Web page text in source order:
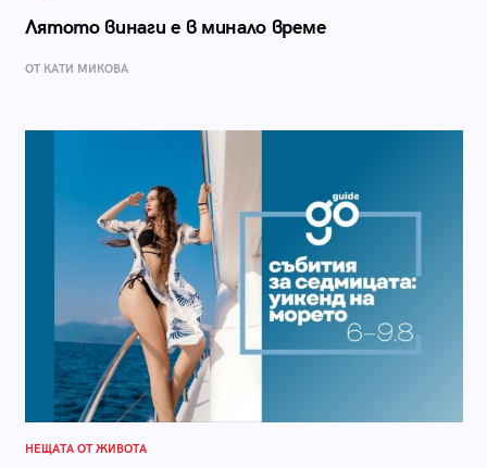
Лятото винаги е в минало време
ОТ КАТИ МИКОВА
НЕЩАТА ОТ ЖИВОТА